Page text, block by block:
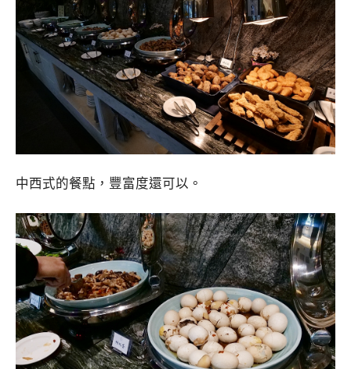
中西式的餐點，豐富度還可以。